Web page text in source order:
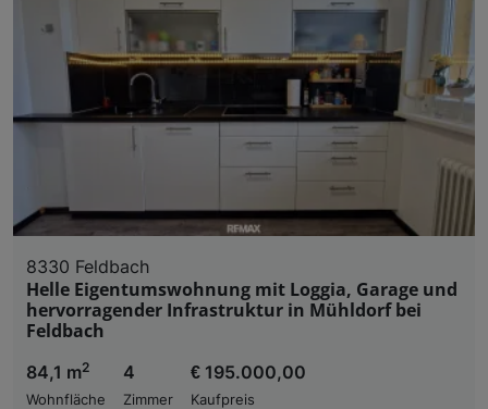
8330 Feldbach
Helle Eigentumswohnung mit Loggia, Garage und
hervorragender Infrastruktur in Mühldorf bei
Feldbach
84,1 m2
Wohnfläche
4
Zimmer
€ 195.000,00
Kaufpreis